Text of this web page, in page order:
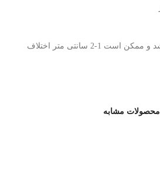
ابعاد درج شده تقریبی میباشد و ممکن است 1-2 سانتی متر اختلاف
محصولات مشابه